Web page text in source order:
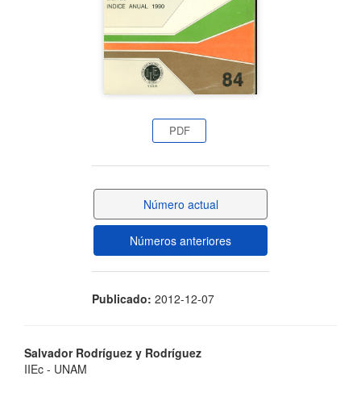
PDF
Número actual
Números anteriores
Publicado: 2012-12-07
Contenido
Salvador Rodríguez y Rodríguez
IIEc - UNAM